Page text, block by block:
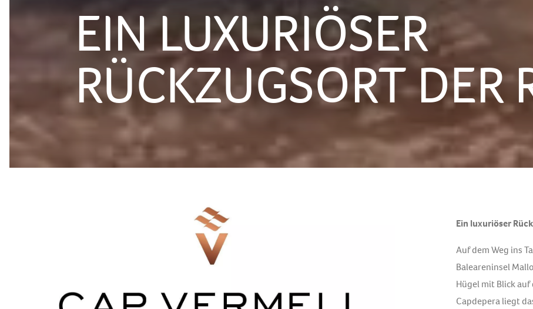
EIN LUXURIÖSER
RÜCKZUGSORT DER
Ein luxuriöser
Auf dem Weg ins
Baleareninsel
Hügel mit Blick
Capdepera liegt